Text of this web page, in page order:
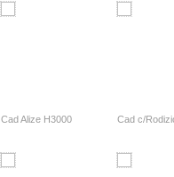
Cad Alize H3000 Cad c/